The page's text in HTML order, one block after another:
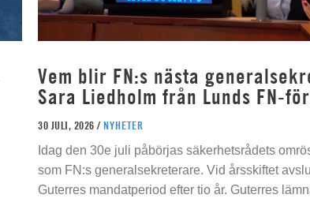
Vem blir FN:s nästa
Sara Liedholm från Lunds FN-
30 JULI, 2026 / NYHETER
Idag den 30e juli påbörjas säkerhetsrådets
som FN:s generalsekreterare. Vid årsskiftet
Guterres mandatperiod efter tio år. Guterres